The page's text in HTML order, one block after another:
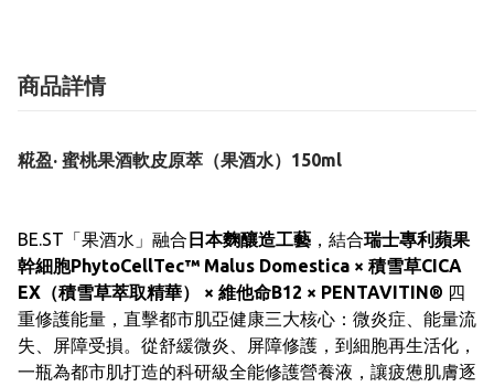
商品詳情
糀盈· 蜜桃果酒軟皮原萃（果酒水）150ml
BE.ST「果酒水」融合 日本麴釀造工藝 ，結合瑞士專利蘋果
幹細胞PhytoCellTec™ Malus Domestica × 積雪草CICA
EX（積雪草萃取精華） × 維他命B12 × PENTAVITIN® 四
重修護能量，直擊都市肌亞健康三大核心：微炎症、能量流
失、屏障受損。從舒緩微炎、屏障修護，到細胞再生活化，
一瓶為都市肌打造的科研級全能修護營養液，讓疲憊肌膚逐